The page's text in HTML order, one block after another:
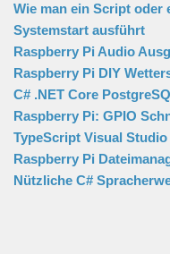
Wie man ein Script oder
Systemstart ausführt
Raspberry Pi Audio
Raspberry Pi DIY
C# .NET Core
Raspberry Pi: GPIO
TypeScript Visual
Raspberry Pi
Nützliche C#